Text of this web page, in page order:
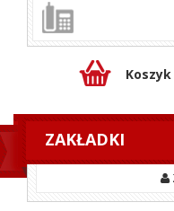
Koszyk
ZAKŁADKI